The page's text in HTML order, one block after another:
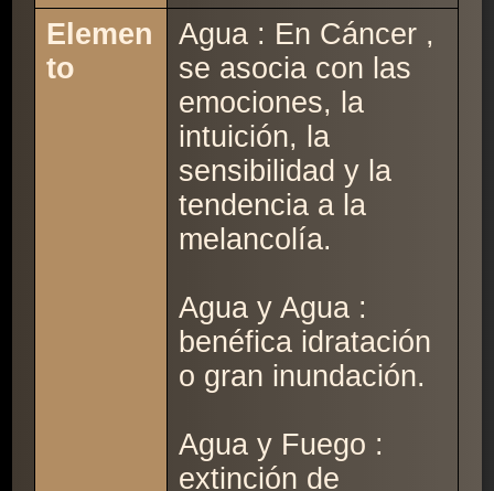
Elemen
to
Agua : En Cáncer ,
se asocia con las
emociones, la
intuición, la
sensibilidad y la
tendencia a la
melancolía.
Agua y Agua :
benéfica idratación
o gran inundación.
Agua y Fuego :
extinción de